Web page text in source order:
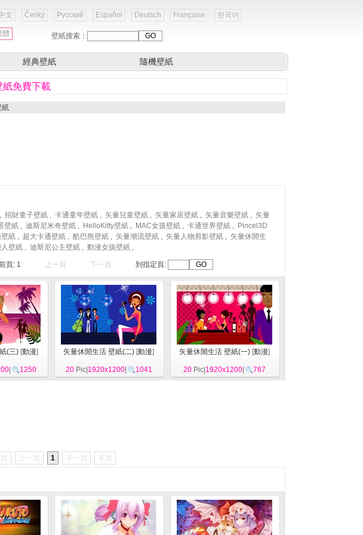
文 Český Русский Español Deutsch Française 한국어
體 壁紙搜索：
經典壁紙 隨機壁紙
免費下載
紙
, 招財童子壁紙 , 卡通童年壁紙 , 矢量兒童壁紙 , 矢量家居壁紙 , 矢量音樂壁紙 , 矢量
壁紙 , 迪斯尼米奇壁紙 , HelloKitty壁紙 , MAC女孩壁紙 , 卡通世界壁紙 , Pincel3D
紙 , 超大卡通壁紙 , 酷巴熊壁紙 , 矢量潮流壁紙 , 矢量人物剪影壁紙 , 矢量休閒生
壁紙 , 迪斯尼公主壁紙 , 動漫女孩壁紙 ,
頁: 1 上一頁 下一頁 到指定頁:
(三) [動漫]
| 1250
矢量休閒生活 壁紙(二) [動漫]
20Pic| 1920x1200| 1041
矢量休閒生活 壁紙(一) [動漫]
20 Pic| 1920x1200 767
上一頁 1 下一頁 末頁